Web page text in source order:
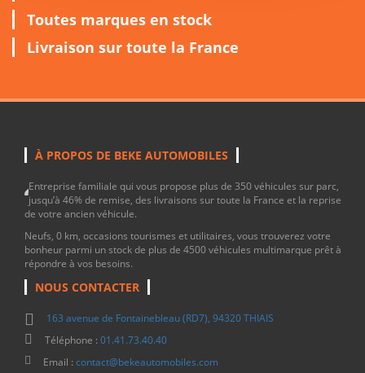
Toutes marques en stock
Livraison sur toute la France
À PROPOS DE BEKE AUTOMOBILES
Entreprise familiale qui vous propose plus de 350 véhicules sur parc,
jusqu’à 46% de remise, des livraisons sur toute la France et la reprise
de votre ancien véhicule.
Neufs, 0 km, occasions tourismes et utilitaires, vous trouverez votre
bonheur parmi un stock de plus de 4500 véhicules multimarque prêt à
répondre à vos besoins.
NOUS CONTACTER
163 avenue de Fontainebleau (RD7), 94320 THIAIS
Téléphone : 01.41.73.40.40
Email : contact@bekeautomobiles.com